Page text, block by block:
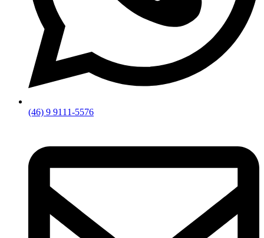
(46) 9 9111-5576